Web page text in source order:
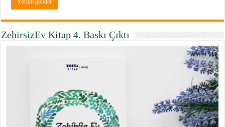
ZehirsizEv Kitap 4. Baskı Çıktı